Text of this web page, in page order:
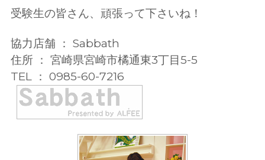
受験生の皆さん、頑張って下さいね！
協力店舗 ： Sabbath
住所 ： 宮崎県宮崎市橘通東3丁目5-5
TEL ： 0985-60-7216